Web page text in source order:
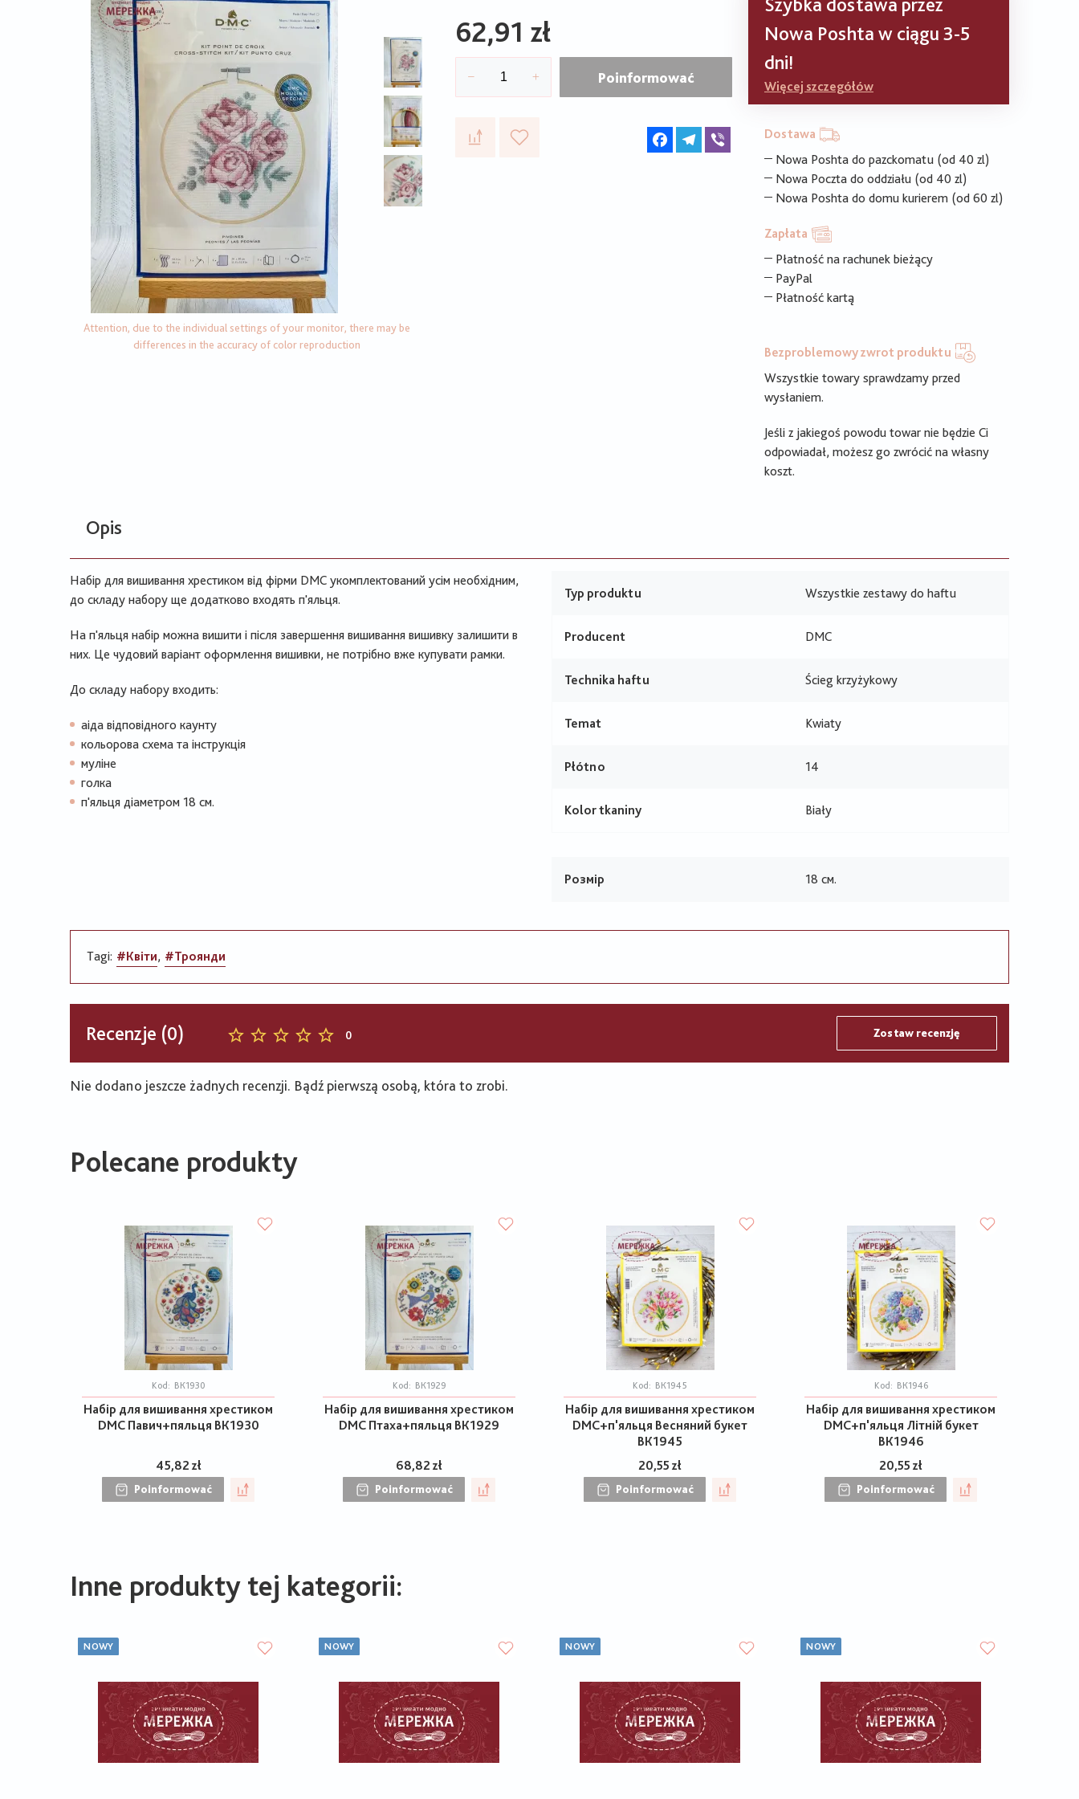
Attention, due to the individual settings of your monitor, there may be
differences in the accuracy of color reproduction
62,91 zł
Poinformować
FacebookTelegram
Nowa Poshta w ciągu 3-5
dni!
Więcej szczegółów
Dostawa
Nowa Poshta do pazckomatu (od 40 zl)
Nowa Poczta do oddziału (od 40 zl)
Nowa Poshta do domu kurierem (od 60 zl)
Zapłata
Płatność na rachunek bieżący
PayPal
Płatność kartą
Bezproblemowy zwrot produktu
Wszystkie towary sprawdzamy przed
wysłaniem.
Jeśli z jakiegoś powodu towar nie będzie Ci
odpowiadał, możesz go zwrócić na własny
koszt.
Opis
Набір для вишивання хрестиком від фірми DMC укомплектований усім необхідним,
до складу набору ще додатково входять п'яльця.
На п'яльця набір можна вишити і після завершення вишивання вишивку залишити в
них. Це чудовий варіант оформлення вишивки, не потрібно вже купувати рамки.
До складу набору входить:
аіда відповідного каунту
кольорова схема та інструкція
муліне
голка
п'яльця діаметром 18 см.
Typ produktu Wszystkie zestawy do haftu
Producent DMC
Technika haftu Ścieg krzyżykowy
Temat Kwiaty
Płótno 14
Kolor tkaniny Biały
Розмір 18 см.
Tagi: #Квіти #Троянди
Recenzje (0) 0 Zostaw recenzję
Nie dodano jeszcze żadnych recenzji. Bądź pierwszą osobą, która to zrobi.
Polecane produkty
Kod: ВК1930
Набір для вишивання хрестиком
DMC Павич+пяльця ВК1930
45,82 zł
Poinformować
Kod: ВК1929
Набір для вишивання хрестиком
DMC Птаха+пяльця ВК1929
68,82 zł
Poinformować
Kod: ВК1945
Набір для вишивання хрестиком
DMC+п'яльця Весняний букет
ВК1945
20,55 zł
Poinformować
Kod: ВК1946
Набір для вишивання хрестиком
DMC+п'яльця Літній букет
ВК1946
20,55 zł
Poinformować
Inne produkty tej kategorii:
NOWY NOWY NOWY NOWY